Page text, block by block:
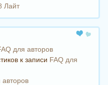
Лайт
для авторов
к записи FAQ для
авторов